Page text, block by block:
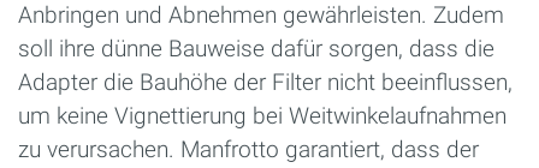
Anbringen und Abnehmen gewährleisten. Zudem
soll ihre dünne Bauweise dafür sorgen, dass die
Adapter die Bauhöhe der Filter nicht beeinflussen,
um keine Vignettierung bei Weitwinkelaufnahmen
zu verursachen. Manfrotto garantiert, dass der